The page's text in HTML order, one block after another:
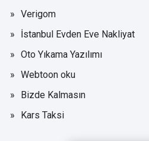
Verigom
İstanbul Evden Eve Nakliyat
Oto Yıkama Yazılımı
Webtoon oku
Bizde Kalmasın
Kars Taksi